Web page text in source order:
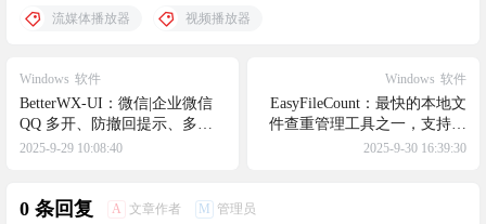
流媒体播放器 视频播放器
Windows 软件
BetterWX-UI：微信|企业微信
QQ 多开、防撤回提示、多账
号免扫码登录的终极解决方案
2025-9-29 10:08:40
Windows 软件
EasyFileCount：最快的本地文
件查重管理工具之一，支持查
找大/重复文件+自动分类
2025-9-30 16:39:30
0 条回复 A 文章作者 M 管理员